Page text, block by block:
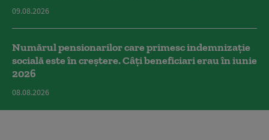
09.08.2026
Numărul pensionarilor care primesc indemnizaţie
socială este în creștere. Câți beneficiari erau în iunie
2026
08.08.2026